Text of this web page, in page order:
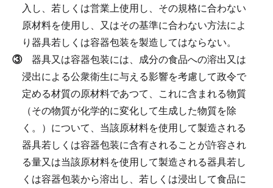
入し、若しくは営業上使用し、その規格に合わない
原材料を使用し、又はその基準に合わない方法によ
り器具若しくは容器包装を製造してはならない。
③ 器具又は容器包装には、成分の食品への溶出又は
浸出による公衆衛生に与える影響を考慮して政令で
定める材質の原材料であつて、これに含まれる物質
（その物質が化学的に変化して生成した物質を除
く。）について、当該原材料を使用して製造される
器具若しくは容器包装に含有されることが許容され
る量又は当該原材料を使用して製造される器具若し
くは容器包装から溶出し、若しくは浸出して食品に